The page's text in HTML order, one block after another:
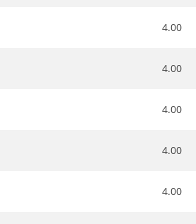
4.00
4.00
4.00
4.00
4.00